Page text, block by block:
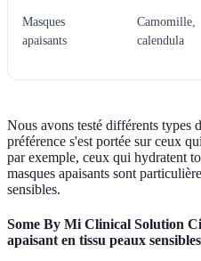
Masques
apaisants
Camomille,
calendula
Nous avons testé différents types
préférence s'est portée sur ceux
par exemple, ceux qui hydratent
masques apaisants sont
sensibles.
Some By Mi Clinical Solution
apaisant en tissu peaux